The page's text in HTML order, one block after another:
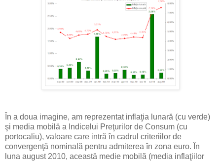
În a doua imagine, am reprezentat inflaţia lunară (cu verde)
şi media mobilă a Indicelui Preţurilor de Consum (cu
portocaliu), valoare care intră în cadrul criteriilor de
convergenţă nominală pentru admiterea în zona euro. În
luna august 2010, această medie mobilă (media inflaţiilor